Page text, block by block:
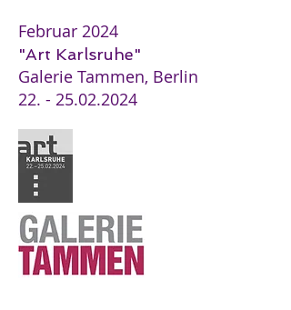
Februar 2024
"Art Karlsruhe"
Galerie Tammen, Berlin
22. - 25.02.2024